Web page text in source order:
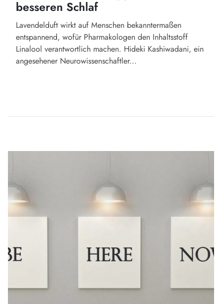
besseren Schlaf
Lavendelduft wirkt auf Menschen bekanntermaßen
entspannend, wofür Pharmakologen den Inhaltsstoff
Linalool verantwortlich machen. Hideki Kashiwadani, ein
angesehener Neurowissenschaftler...